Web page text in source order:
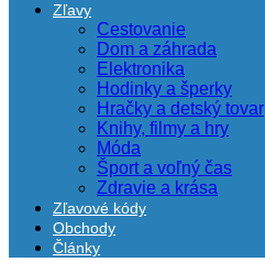
Zľavy
Cestovanie
Dom a záhrada
Elektronika
Hodinky a šperky
Hračky a detský tovar
Knihy, filmy a hry
Móda
Šport a voľný čas
Zdravie a krása
Zľavové kódy
Obchody
Články